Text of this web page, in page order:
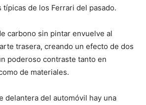
típicas de los Ferrari del pasado.
carbono sin pintar envuelve al
trasera, creando un efecto de dos
poderoso contraste tanto en
de materiales.
delantera del automóvil hay una